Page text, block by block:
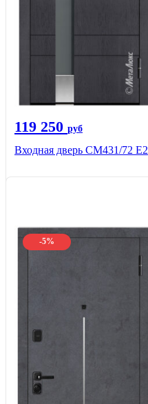
119 250 руб
Входная дверь СМ431/72 Е2
-5%